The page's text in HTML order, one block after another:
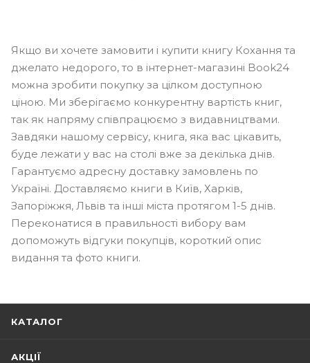
Якщо ви хочете замовити і купити книгу Кохання та
джелато недорого, то в інтернет-магазині Book24
можна зробити покупку за цілком доступною
ціною. Ми зберігаємо конкурентну вартість книг,
так як напряму співпрацюємо з видавництвами.
Завдяки нашому сервісу, книга, яка вас цікавить,
буде лежати у вас на столі вже за декілька днів.
Гарантуємо адресну доставку замовлень по
Україні. Доставляємо книги в Київ, Харків,
Запоріжжя, Львів та інші міста протягом 1-5 днів.
Переконатися в правильності вибору вам
допоможуть відгуки покупців, короткий опис
видання та фото книги.
КАТАЛОГ
АКЦІЇ